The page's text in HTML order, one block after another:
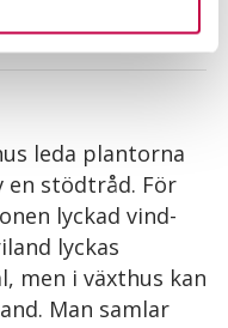
leda plantorna
en stödtråd. För
lyckad vind-
lyckas
men i växthus kan
Man samlar